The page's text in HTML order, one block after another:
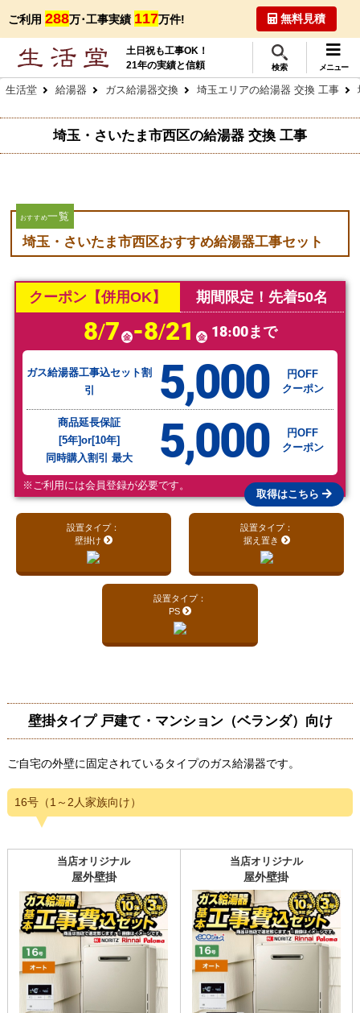
ご利用 288万･工事実績 117万件! 無料見積
土日祝も工事OK！
21年の実績と信頼
検索 メニュー
生活堂 給湯器 ガス給湯器交換 埼玉エリアの給湯器 交換 工事
埼玉・さいたま市西区の給湯器 交換 工事
おすすめ一覧
埼玉・さいたま市西区おすすめ給湯器工事セット
クーポン【併用OK】 期間限定！先着50名
8/7 金-8/21 金 18:00まで
ガス給湯器工事込セット割
引
5,000
円OFF
クーポン
商品延長保証
[5年]or[10年]
同時購入割引 最大
5,000
円OFF
クーポン
取得はこちら
※ご利用には会員登録が必要です。
設置タイプ：
壁掛け
設置タイプ：
据え置き
設置タイプ：
PS
壁掛タイプ 戸建て・マンション（ベランダ）向け
ご自宅の外壁に固定されているタイプのガス給湯器です。
16号（1～2人家族向け）
当店オリジナル
屋外壁掛
当店オリジナル
屋外壁掛